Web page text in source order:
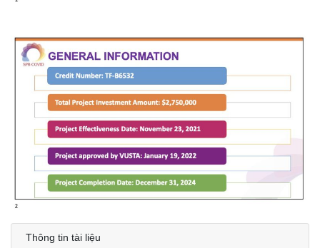
Thông tin tài liệu